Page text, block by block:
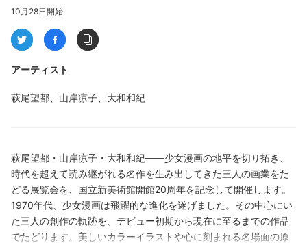
10月28日開始
アーティスト
萩尾望都、山岸凉子、大和和紀
萩尾望都・山岸凉子・大和和紀――少女漫画の地平を切り拓き、
時代を超えて読み継がれる名作を生み出してきた三人の画業をた
どる展覧会を、国立新美術館開館20周年を記念して開催します。
1970年代、少女漫画は飛躍的な進化を遂げました。その中心にい
た三人の創作の軌跡を、デビュー初期から現在に至るまでの作品
でたどります。美しいカラーイラストや心に刻まれる名場面の原